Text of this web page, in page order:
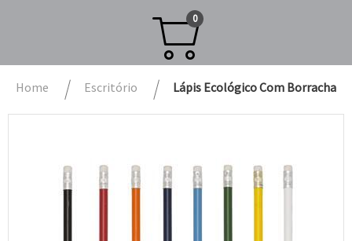
0
Home Escritório Lápis Ecológico Com Borracha